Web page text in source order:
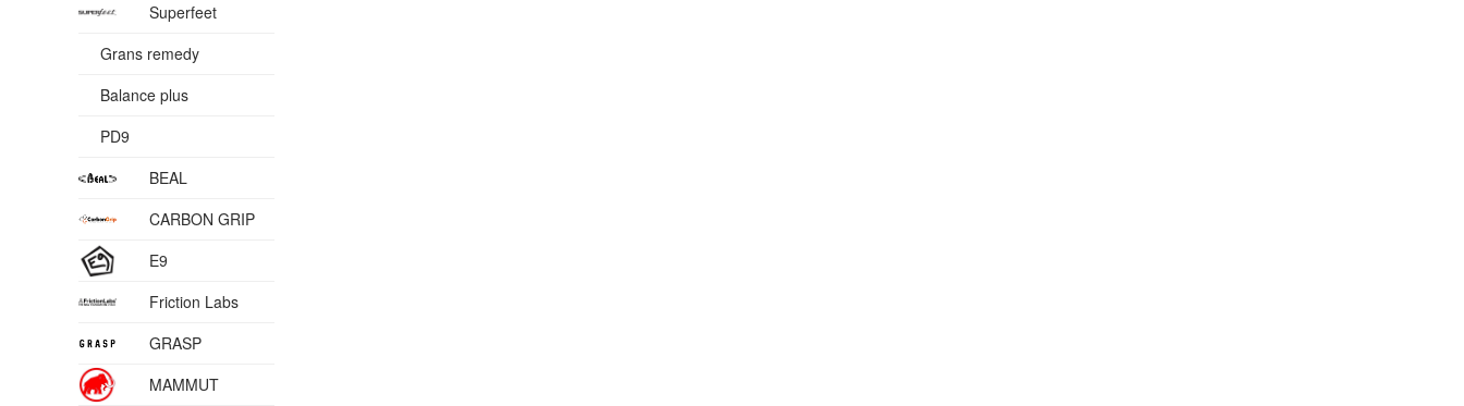
Superfeet
Grans remedy
Balance plus
PD9
BEAL
CARBON GRIP
E9
Friction Labs
GRASP
MAMMUT